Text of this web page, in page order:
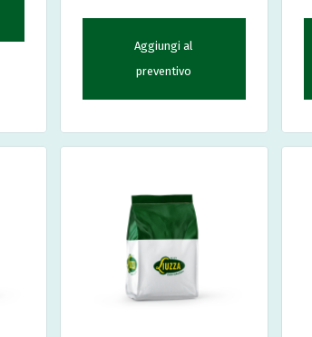
Aggiungi al
preventivo